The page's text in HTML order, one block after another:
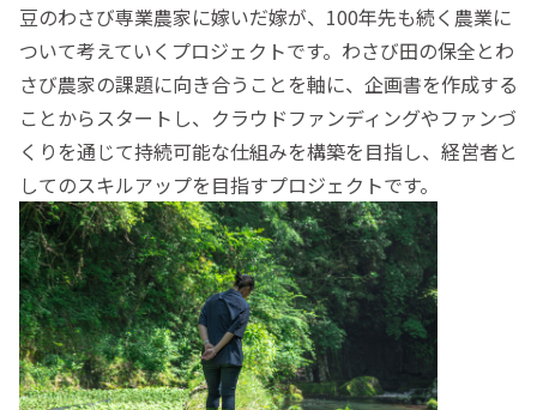
豆のわさび専業農家に嫁いだ嫁が、100年先も続く農業に
ついて考えていくプロジェクトです。わさび田の保全とわ
さび農家の課題に向き合うことを軸に、企画書を作成する
ことからスタートし、クラウドファンディングやファンづ
くりを通じて持続可能な仕組みを構築を目指し、経営者と
してのスキルアップを目指すプロジェクトです。